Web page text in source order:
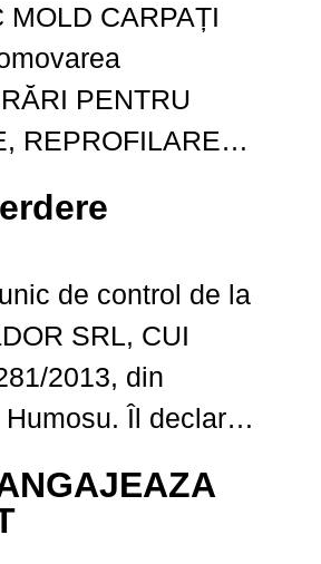
AMONTE",
MOLDOVA,
MOȚCA ȘI
JUDEŢUL
PENTRU
REPROFILARE
AMONTE",
MOLDOVA,
MOȚCA ȘI
JUDEŢUL
tehnică este...
de control de la
SRL, CUI
2013, din
Îl declar